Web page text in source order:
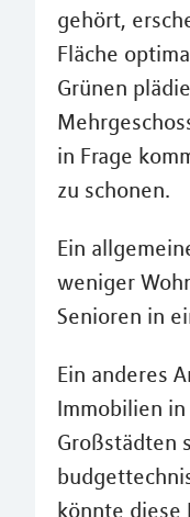
gehört,
Fläche
Grünen
in Frage
zu schonen.
Ein
weniger
Senioren in
Ein anderes
Immobilien
Großstädten
könnte diese